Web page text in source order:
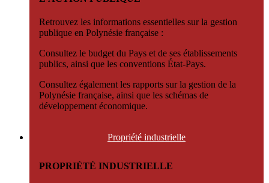
Retrouvez les informations essentielles sur la gestion
publique en Polynésie française :
Consultez le budget du Pays et de ses établissements
publics, ainsi que les conventions État-Pays.
Consultez également les rapports sur la gestion de la
Polynésie française, ainsi que les schémas de
développement économique.
Propriété industrielle
PROPRIÉTÉ INDUSTRIELLE